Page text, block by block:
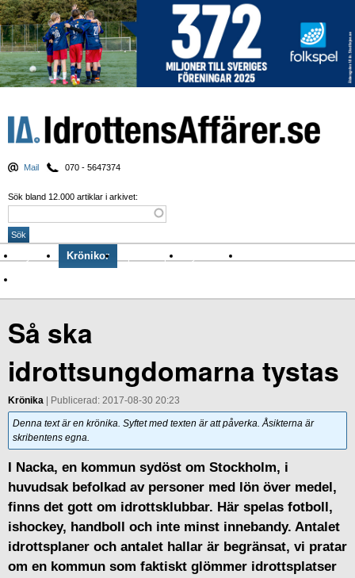
Mail 070 - 5647374
Sök bland 12.000 artiklar i arkivet:
Nyheter Krönikor Sport & spel Nyhetsbrev
Så ska
idrottsungdomarna tystas
Krönika | Publicerad: 2017-08-30 20:23
Denna text är en krönika. Syftet med texten är att påverka. Åsikterna är
skribentens egna.
I Nacka, en kommun sydöst om Stockholm, i
huvudsak befolkad av personer med lön över medel,
finns det gott om idrottsklubbar. Här spelas fotboll,
ishockey, handboll och inte minst innebandy. Antalet
idrottsplaner och antalet hallar är begränsat, vi pratar
om en kommun som faktiskt glömmer idrottsplatser